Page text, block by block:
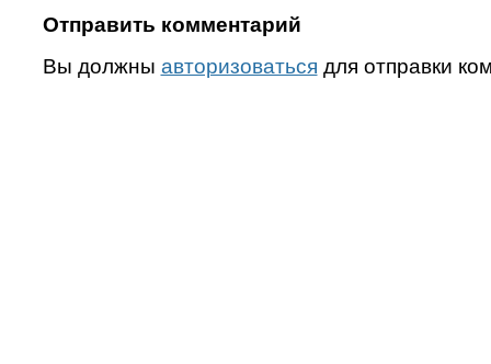
Отправить комментарий
Вы должны авторизоваться для отправки